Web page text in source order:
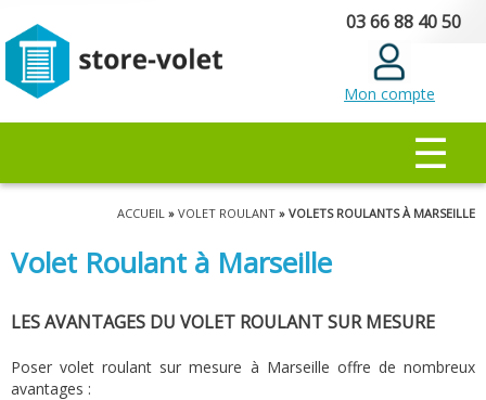
principal
03 66 88 40 50
Mon compte
☰
Vous êtes ici
ACCUEIL » VOLET ROULANT » VOLETS ROULANTS À MARSEILLE
Volet Roulant à Marseille
LES AVANTAGES DU VOLET ROULANT SUR MESURE
Poser volet roulant sur mesure à Marseille offre de nombreux
avantages :